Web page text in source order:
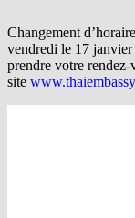
Changement
vendredi le 17
prendre votre
site